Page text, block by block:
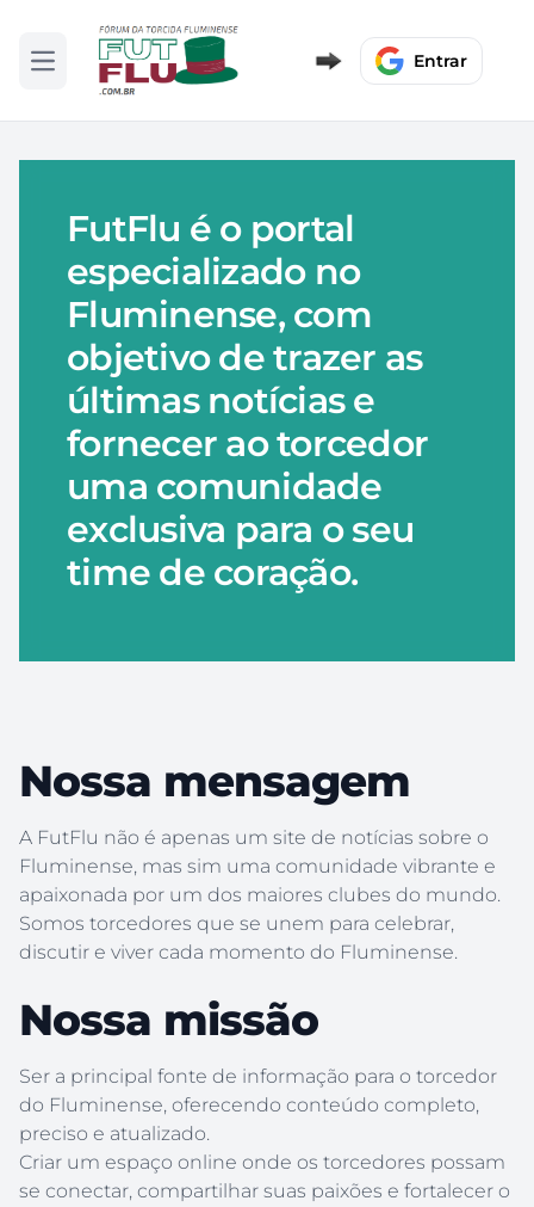
Abrir menu Entrar
FutFlu é o portal
especializado no
Fluminense, com
objetivo de trazer as
últimas notícias e
fornecer ao torcedor
uma comunidade
exclusiva para o seu
time de coração.
Nossa mensagem
A FutFlu não é apenas um site de notícias sobre o
Fluminense, mas sim uma comunidade vibrante e
apaixonada por um dos maiores clubes do mundo.
Somos torcedores que se unem para celebrar,
discutir e viver cada momento do Fluminense.
Nossa missão
Ser a principal fonte de informação para o torcedor
do Fluminense, oferecendo conteúdo completo,
preciso e atualizado.
Criar um espaço online onde os torcedores possam
se conectar, compartilhar suas paixões e fortalecer o